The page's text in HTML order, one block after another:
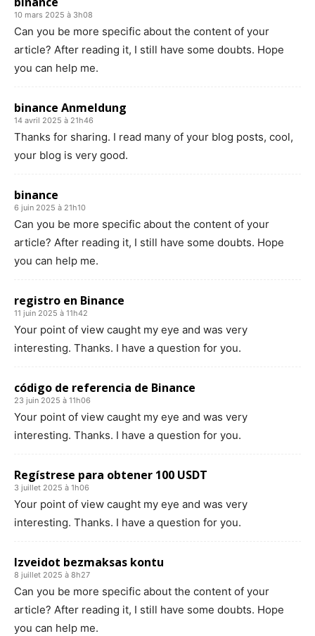
10 mars 2025 à 3h08
Can you be more specific about the content of your
article? After reading it, I still have some doubts. Hope
you can help me.
binance Anmeldung
14 avril 2025 à 21h46
Thanks for sharing. I read many of your blog posts, cool,
your blog is very good.
binance
6 juin 2025 à 21h10
Can you be more specific about the content of your
article? After reading it, I still have some doubts. Hope
you can help me.
registro en Binance
11 juin 2025 à 11h42
Your point of view caught my eye and was very
interesting. Thanks. I have a question for you.
código de referencia de Binance
23 juin 2025 à 11h06
Your point of view caught my eye and was very
interesting. Thanks. I have a question for you.
Regístrese para obtener 100 USDT
3 juillet 2025 à 1h06
Your point of view caught my eye and was very
interesting. Thanks. I have a question for you.
Izveidot bezmaksas kontu
8 juillet 2025 à 8h27
Can you be more specific about the content of your
article? After reading it, I still have some doubts. Hope
you can help me.